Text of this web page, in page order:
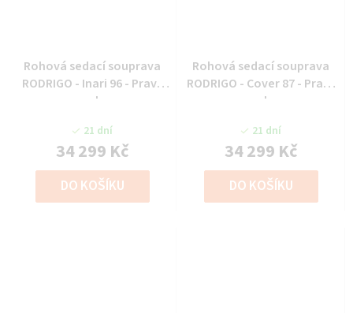
Rohová sedací souprava
RODRIGO - Inari 96 - Pravý
roh
21 dní
34 299 Kč
DO KOŠÍKU
Rohová sedací souprava
RODRIGO - Cover 87 - Pravý
roh
21 dní
34 299 Kč
DO KOŠÍKU